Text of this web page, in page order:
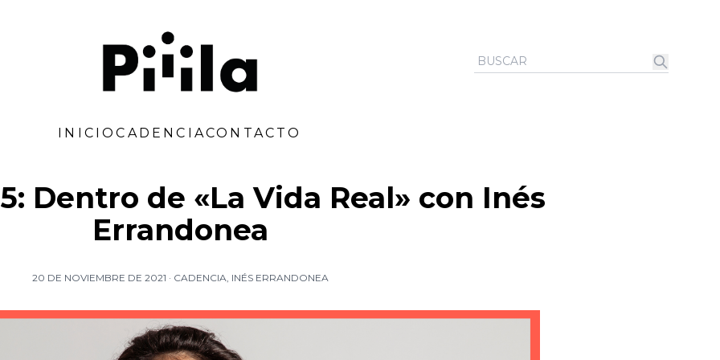
INICIOCADENCIACONTACTO
Dentro de «La Vida Real» con Inés
Errandonea
20 DE NOVIEMBRE DE 2021 · CADENCIA INÉS ERRANDONEA